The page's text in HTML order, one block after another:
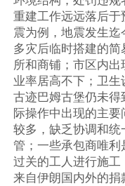
重建工作远远落后
震为例，地震发生
多灾后临时搭建的
所和商铺；市区内
业率居高不下；卫
古迹巴姆古堡仍未
际操作中出现的主
较多，缺乏协调和
管；一些承包商唯
过关的工人进行施工
来自伊朗国内外的捐